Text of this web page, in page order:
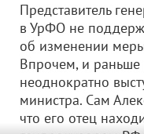
Представитель
в УрФО не
об изменении
Впрочем, и раньше
неоднократно
министра. Сам
что его отец